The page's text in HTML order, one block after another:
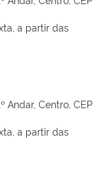
a partir das
Andar, Centro, CEP
a partir das